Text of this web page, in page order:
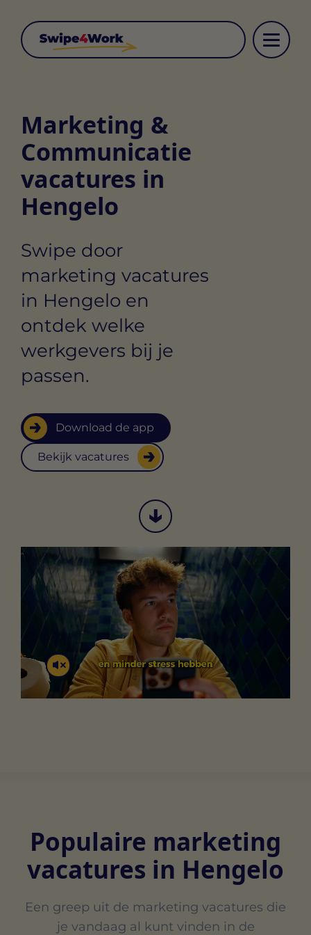
Marketing &
Communicatie
vacatures in
Hengelo
Swipe door
marketing vacatures
in Hengelo en
ontdek welke
werkgevers bij je
passen.
Download de app
Bekijk vacatures
Populaire marketing
vacatures in Hengelo
Een greep uit de marketing vacatures die
je vandaag al kunt vinden in de